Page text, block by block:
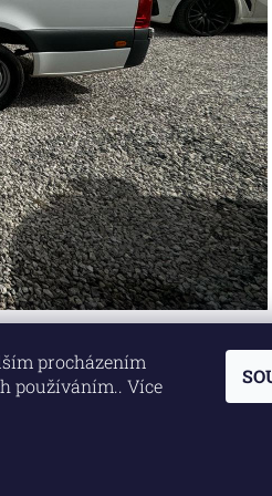
společnost X-VISION
procházením
používáním.. Více